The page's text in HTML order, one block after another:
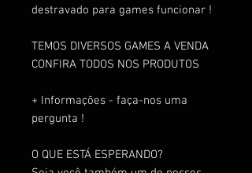
destravado para games funcionar !
TEMOS DIVERSOS GAMES A VENDA
CONFIRA TODOS NOS PRODUTOS
+ Informações - faça-nos uma
pergunta !
O QUE ESTÁ ESPERANDO?